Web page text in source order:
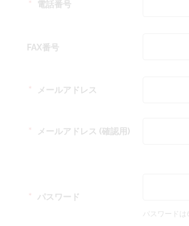
＊ 電話番号
FAX番号
＊ メールアドレス
＊ メールアドレス (確認用)
＊ パスワード
パスワードは